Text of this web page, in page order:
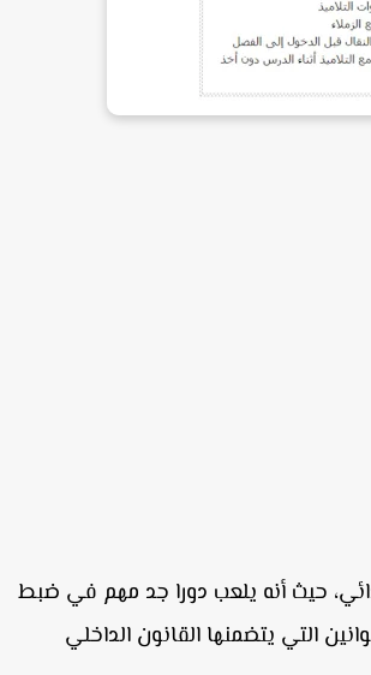
حيث أنه يلعب دورا جد مهم في ضبط
التي يتضمنها القانون الداخلي